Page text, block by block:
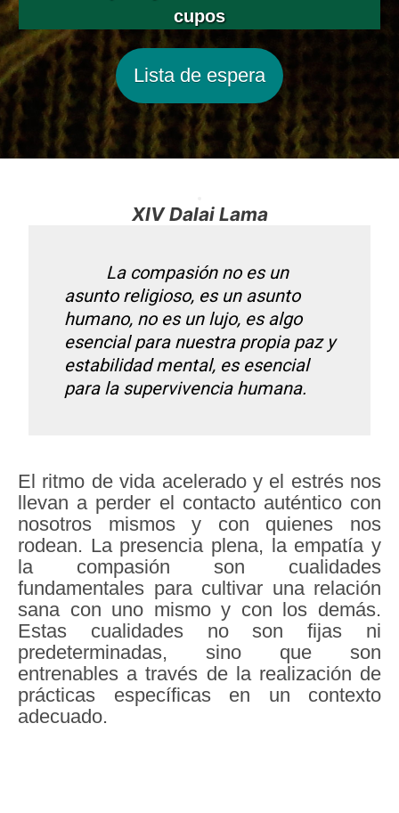
cupos
Lista de espera
La compasión no es un
asunto religioso, es un asunto
humano, no es un lujo, es algo
esencial para nuestra propia paz y
estabilidad mental, es esencial
para la supervivencia humana.
XIV Dalai Lama
El ritmo de vida acelerado y el estrés nos
llevan a perder el contacto auténtico con
nosotros mismos y con quienes nos
rodean. La presencia plena, la empatía y
la compasión son cualidades
fundamentales para cultivar una relación
sana con uno mismo y con los demás.
Estas cualidades no son fijas ni
predeterminadas, sino que son
entrenables a través de la realización de
prácticas específicas en un contexto
adecuado.